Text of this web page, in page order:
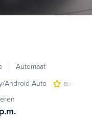
Automaat
Android Auto
audio
p.m.